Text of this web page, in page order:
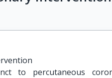
to percutaneous